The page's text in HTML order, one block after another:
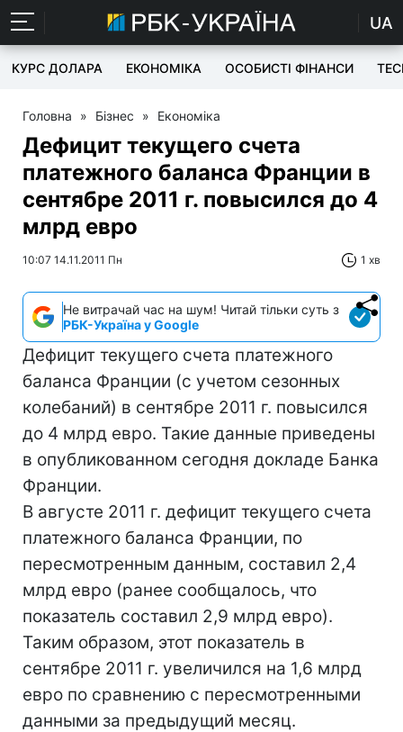
UA
КУРС ДОЛАРА ЕКОНОМІКА ОСОБИСТІ ФІНАНСИ
Головна » Бізнес » Економіка
Дефицит текущего счета
платежного баланса Франции в
сентябре 2011 г. повысился до 4
млрд евро
10:07 14.11.2011 Пн 1 хв
Не витрачай час на шум! Читай тільки суть з
РБК-Україна у Google
Дефицит текущего счета платежного
баланса Франции (с учетом сезонных
колебаний) в сентябре 2011 г. повысился
до 4 млрд евро. Такие данные приведены
в опубликованном сегодня докладе Банка
Франции.
В августе 2011 г. дефицит текущего счета
платежного баланса Франции, по
пересмотренным данным, составил 2,4
млрд евро (ранее сообщалось, что
показатель составил 2,9 млрд евро).
Таким образом, этот показатель в
сентябре 2011 г. увеличился на 1,6 млрд
евро по сравнению с пересмотренными
данными за предыдущий месяц.